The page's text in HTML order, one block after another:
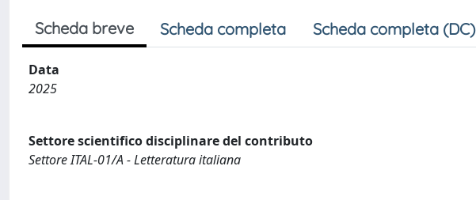
Scheda breve Scheda completa Scheda completa (DC)
Data
2025
Settore scientifico disciplinare del contributo
Settore ITAL-01/A - Letteratura italiana